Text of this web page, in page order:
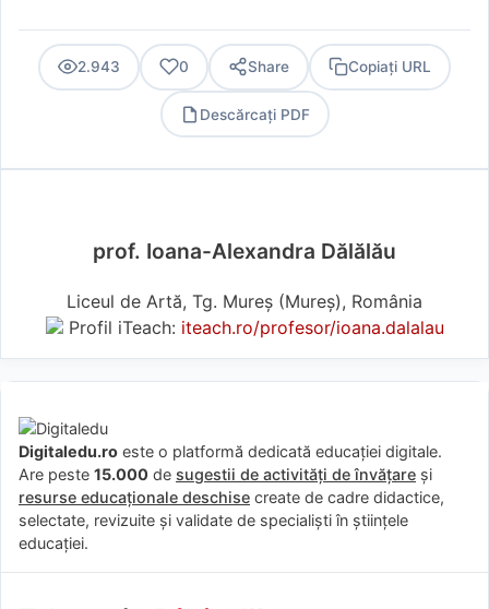
2.943 0 Share Copiați URL
Descărcați PDF
prof. Ioana-Alexandra Dălălău
Liceul de Artă, Tg. Mureș (Mureş), România
Profil iTeach: iteach.ro/profesor/ioana.dalalau
Digitaledu.ro este o platformă dedicată educației digitale.
Are peste 15.000 de sugestii de activități de învățare și
resurse educaționale deschise create de cadre didactice,
selectate, revizuite și validate de specialiști în științele
educației.